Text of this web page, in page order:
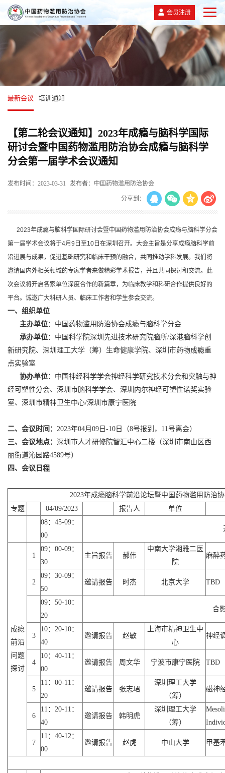
会员注册
最新会议 培训通知
【第二轮会议通知】2023年成瘾与脑科学国际
研讨会暨中国药物滥用防治协会成瘾与脑科学
分会第一届学术会议通知
发布时间：2023-03-31 发布者：中国药物滥用防治协会
分享到：
2023年成瘾与脑科学国际研讨会暨中国药物滥用防治协会成瘾与脑科学分会
第一届学术会议将于4月9日至10日在深圳召开。大会主旨是分享成瘾脑科学前
沿进展与成果，促进基础研究和临床干预的融合，共同推动学科发展。我们将
邀请国内外相关领域的专家学者来做精彩学术报告，并且共同探讨和交流。此
次会议将开启各家单位深度合作的新篇章，为临床教学和科研合作提供良好的
平台。诚邀广大科研人员、临床工作者和学生参会交流。
一、组织单位
主办单位：中国药物滥用防治协会成瘾与脑科学分会
承办单位：中国科学院深圳先进技术研究院脑所/深港脑科学创
新研究院、深圳理工大学（筹）生命健康学院、深圳市药物成瘾重
点实验室
协办单位：中国神经科学学会神经科学研究技术分会和突触与神
经可塑性分会、深圳市脑科学学会、深圳内尔神经可塑性诺奖实验
室、深圳市精神卫生中心/深圳市康宁医院
二、会议时间： 2023年04月09日-10日（8号报到，11号离会）
三、会议地点： 深圳市人才研修院智汇中心二楼（深圳市南山区西
丽街道沁园路4589号）
四、会议日程
2023年成瘾脑科学前沿论坛暨中国药物滥用防治
专题
04/09/2023 报告人
单位
08：45-09：
00
成瘾
前沿
问题
探讨
1
09：00-09：
30
主旨报告 郝伟
中南大学湘雅二医
院
麻醉
2
09：30-09：
50
邀请报告 时杰 北京大学 TBD
09：50-10：
20
合
3
10：20-10：
40
邀请报告 赵敏
上海市精神卫生中
心
神经
4
10：40-11：
00
邀请报告 周文华 宁波市康宁医院 TBD
5
11：00-11：
20
邀请报告 张志珺
深圳理工大学
（筹）
磁神
6
11：20-11：
40
邀请报告 韩明虎
深圳理工大学
（筹）
7
11：40-12：
00
邀请报告 赵虎 中山大学 甲基